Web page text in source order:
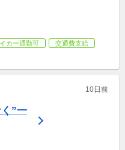
カー通勤可
交通費支給
10日前
”一